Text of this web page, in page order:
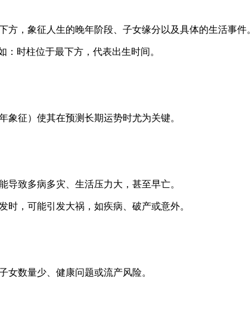
，象征人生的晚年阶段、子女缘分以及具体的生活事件。
时柱位于最下方，代表出生时间。
征）使其在预测长期运势时尤为关键。
致多病多灾、生活压力大，甚至早亡。
，可能引发大祸，如疾病、破产或意外。
数量少、健康问题或流产风险。